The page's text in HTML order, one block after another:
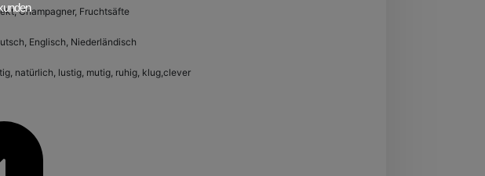
Champagner, Fruchtsäfte
Englisch, Niederländisch
natürlich, lustig, mutig, ruhig, klug,clever